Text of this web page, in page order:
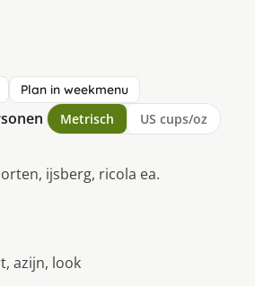
Plan in weekmenu
Metrisch US cups/oz
ijsberg, ricola ea.
azijn, look